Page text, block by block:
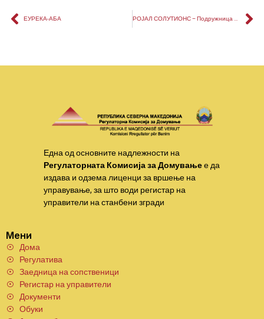
ЕУРЕКА-АБА РОЈАЛ СОЛУТИОНС – Подружница УПРАВИТЕЛ ПЛУС
Една од основните надлежности на
Регулаторната Комисија за Домувањее да
издава и одзема лиценци за вршење на
управување, за што води регистар на
управители на станбени згради
Мени
Дома
Регулатива
Заедница на сопственици
Регистар на управители
Документи
Обуки